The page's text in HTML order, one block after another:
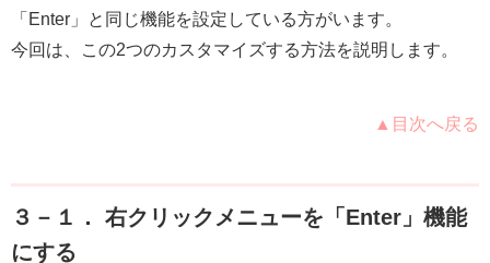
「Enter」と同じ機能を設定している方がいます。
今回は、この2つのカスタマイズする方法を説明します。
▲目次へ戻る
３－１． 右クリックメニューを「Enter」機能
にする